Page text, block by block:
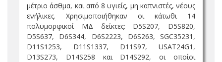
μέτριο άσθμα, και από 8 υγιείς, μη καπνιστές, νέους
ενήλικες. Χρησιμοποιήθηκαν οι κάτωθι 14
πολυμορφικοί ΜΔ δείκτες: D5S207, D5S820,
D5S637, D6S344, D6S2223, D6S263, SGC35231,
D11S1253, D11S1337, D11S97, USAT24G1,
D13S273, D14S258 και D14S292, οι οποίοι